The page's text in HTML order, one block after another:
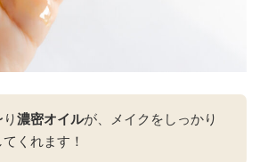
濃密オイルが、メイクをしっかり
くれます！